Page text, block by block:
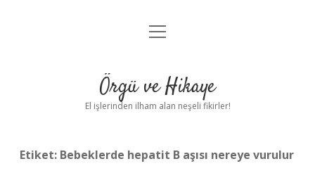
Anasayfa
Yasal Uyarı
menüyü
Örgü ve Hikaye
El işlerinden ilham alan neşeli fikirler!
Etiket: Bebeklerde hepatit B aşısı nereye vurulur